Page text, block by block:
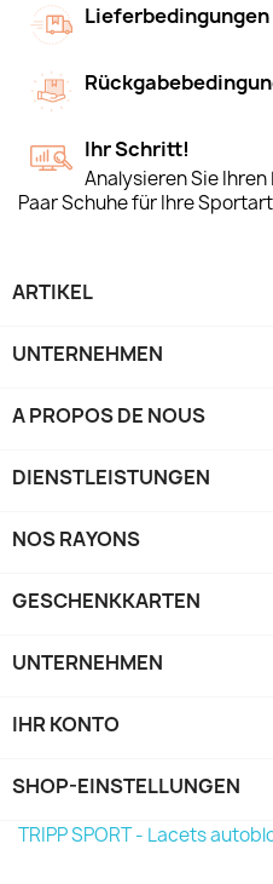
Lieferbedingungen
Ihr Schritt!
Analysieren Sie
Paar Schuhe für Ihre
ARTIKEL
UNTERNEHMEN
A PROPOS DE NOUS
DIENSTLEISTUNGEN
NOS RAYONS
GESCHENKKARTEN
UNTERNEHMEN
IHR KONTO
SHOP-EINSTELLUNGEN
TRIPP SPORT - Lacets